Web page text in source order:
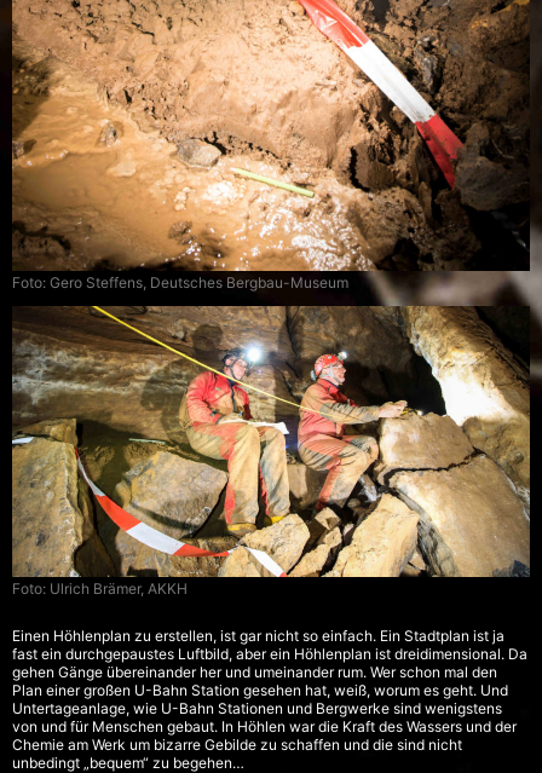
Foto: Gero Steffens, Deutsches Bergbau-Museum
Foto: Ulrich Brämer, AKKH
Einen Höhlenplan zu erstellen, ist gar nicht so einfach. Ein Stadtplan ist ja
fast ein durchgepaustes Luftbild, aber ein Höhlenplan ist dreidimensional. Da
gehen Gänge übereinander her und umeinander rum. Wer schon mal den
Plan einer großen U-Bahn Station gesehen hat, weiß, worum es geht. Und
Untertageanlage, wie U-Bahn Stationen und Bergwerke sind wenigstens
von und für Menschen gebaut. In Höhlen war die Kraft des Wassers und der
Chemie am Werk um bizarre Gebilde zu schaffen und die sind nicht
unbedingt „bequem“ zu begehen…